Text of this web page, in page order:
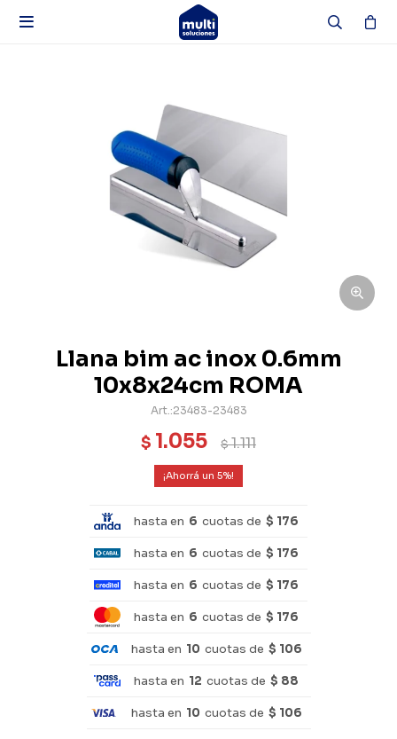

Llana bim ac inox 0.6mm
10x8x24cm ROMA
23483-23483
$ 1.055 $1.111
5
hasta en 6 cuotas de $ 176
hasta en 6 cuotas de $ 176
hasta en 6 cuotas de $ 176
hasta en 6 cuotas de $ 176
hasta en 10 cuotas de $ 106
hasta en 12 cuotas de $ 88
hasta en 10 cuotas de $ 106